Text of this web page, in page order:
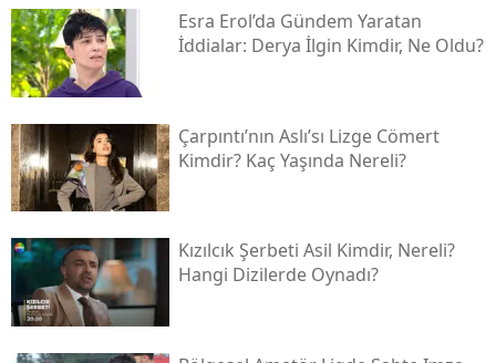
Esra Erol’da Gündem Yaratan
İddialar: Derya İlgin Kimdir, Ne Oldu?
Çarpıntı’nın Aslı’sı Lizge Cömert
Kimdir? Kaç Yaşında Nereli?
Kızılcık Şerbeti Asil Kimdir, Nereli?
Hangi Dizilerde Oynadı?